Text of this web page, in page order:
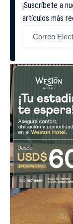
¡Suscríbete a
artículos más